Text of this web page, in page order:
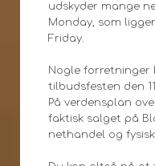
udskyder mange
Monday, som
Friday.
Nogle forretninger
tilbudsfesten den
På verdensplan
faktisk salget på
nethandel og